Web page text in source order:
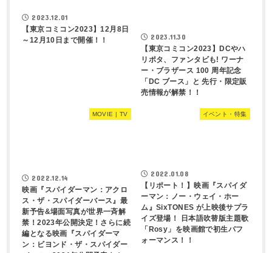
2023.12.01
【東京コミコン2023】12月8日
～12月10日まで開催！！
2023.11.30
【東京コミコン2023】DCやハ
リポタ、ファンタビも! ワーナ
ー・ブラザース 100 周年記念
「DC ブース」と 先行・限定販
売情報が解禁！！
MOVIE | TV
2022.12.14
映画『スパイダーマン：アクロ
ス・ザ・スパイダーバース』最
新予告&場面写真が世界一斉解
禁！2023年公開決定！さらに続
編となる映画『スパイダーマ
ン：ビヨンド・ザ・スパイダー
イベント・特集
2022.01.08
【リポート！】映画『スパイダ
ーマン：ノー・ウェイ・ホー
ム』SixTONES が上映後サプラ
イズ登場！ 日本語吹替版主題歌
「Rosy」を映画館で初生パフ
ォーマンス！！